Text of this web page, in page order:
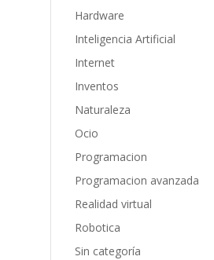
Hardware
Inteligencia Artificial
Internet
Inventos
Naturaleza
Ocio
Programacion
Programacion avanzada
Realidad virtual
Robotica
Sin categoría